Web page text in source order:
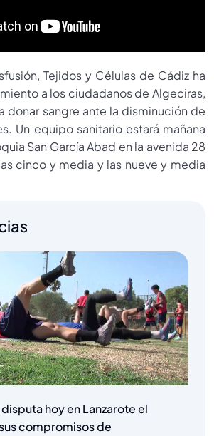
Tejidos y Células de Cádiz ha
a los ciudadanos de Algeciras,
donar sangre ante la disminución de
Un equipo sanitario estará mañana
San García Abad en la avenida 28
cinco y media y las nueve y media
hoy en Lanzarote el
compromisos de